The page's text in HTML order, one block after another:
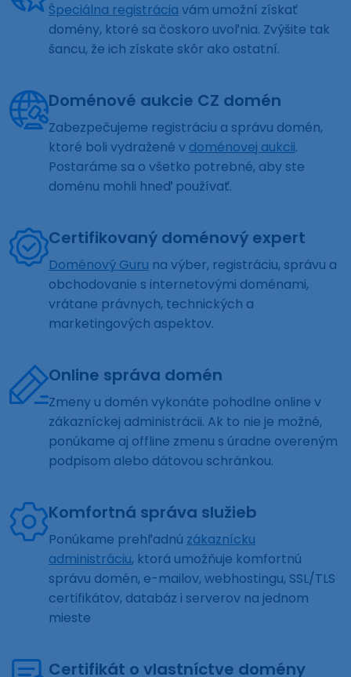
Špeciálna registrácia vám umožní získať
domény, ktoré sa čoskoro uvoľnia. Zvýšite tak
šancu, že ich získate skôr ako ostatní.
Doménové aukcie CZ domén
Zabezpečujeme registráciu a správu domén,
ktoré boli vydražené v doménovej aukcii.
Postaráme sa o všetko potrebné, aby ste
doménu mohli hneď používať.
Certifikovaný doménový expert
Doménový Guru na výber, registráciu, správu a
obchodovanie s internetovými doménami,
vrátane právnych, technických a
marketingových aspektov.
Online správa domén
Zmeny u domén vykonáte pohodlne online v
zákazníckej administrácii. Ak to nie je možné,
ponúkame aj offline zmenu s úradne overeným
podpisom alebo dátovou schránkou.
Komfortná správa služieb
Ponúkame prehľadnú zákaznícku
administráciu, ktorá umožňuje komfortnú
správu domén, e-mailov, webhostingu, SSL/TLS
certifikátov, databáz i serverov na jednom
mieste
Certifikát o vlastníctve domény